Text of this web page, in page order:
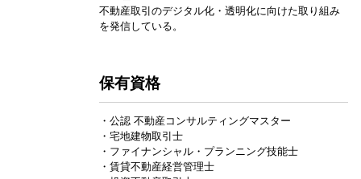
不動産取引のデジタル化・透明化に向けた取り組み
を発信している。
保有資格
・公認 不動産コンサルティングマスター
・宅地建物取引士
・ファイナンシャル・プランニング技能士
・賃貸不動産経営管理士